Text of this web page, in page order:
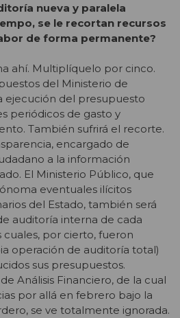
nueva y paralela
se le recortan recursos
de forma permanente?
ahí. Multiplíquelo por cinco.
del Ministerio de
ejecución del presupuesto
periódicos de gasto y
También sufrirá el recorte.
encargado de
a la información
El Ministerio Público, que
eventuales ilícitos
del Estado, también será
auditoría interna de cada
cuales, por cierto, fueron
operación de auditoría total)
sus presupuestos.
Análisis Financiero, de la cual
por allá en febrero bajo la
se ve totalmente ignorada.